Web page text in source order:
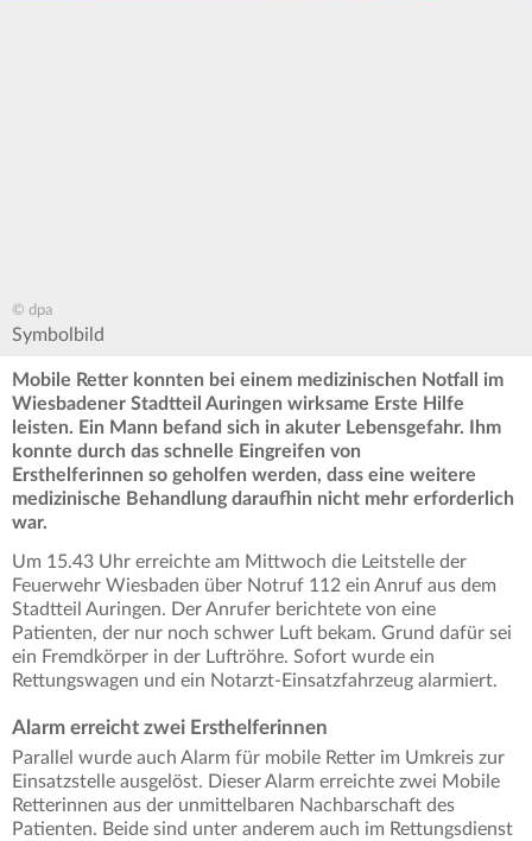
© dpa
Symbolbild
Mobile Retter konnten bei einem medizinischen Notfall im
Wiesbadener Stadtteil Auringen wirksame Erste Hilfe
leisten. Ein Mann befand sich in akuter Lebensgefahr. Ihm
konnte durch das schnelle Eingreifen von
Ersthelferinnen so geholfen werden, dass eine weitere
medizinische Behandlung daraufhin nicht mehr erforderlich
war.
Um 15.43 Uhr erreichte am Mittwoch die Leitstelle der
Feuerwehr Wiesbaden über Notruf 112 ein Anruf aus dem
Stadtteil Auringen. Der Anrufer berichtete von eine
Patienten, der nur noch schwer Luft bekam. Grund dafür sei
ein Fremdkörper in der Luftröhre. Sofort wurde ein
Rettungswagen und ein Notarzt-Einsatzfahrzeug alarmiert.
Alarm erreicht zwei Ersthelferinnen
Parallel wurde auch Alarm für mobile Retter im Umkreis zur
Einsatzstelle ausgelöst. Dieser Alarm erreichte zwei Mobile
Retterinnen aus der unmittelbaren Nachbarschaft des
Patienten. Beide sind unter anderem auch im Rettungsdienst